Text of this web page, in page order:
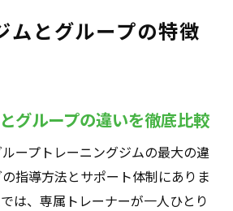
ニングならではの継続力とは
に続けるパーソナルジムの魅力
レーニングで得られる継続のコ
ムとグループの特徴
グループの違いを徹底比較
ープトレーニングジムの最大の違
指導方法とサポート体制にありま
は、専属トレーナーが一人ひとり